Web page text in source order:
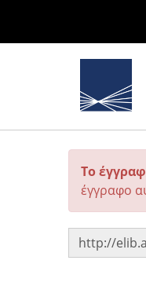
Το
έγγραφο